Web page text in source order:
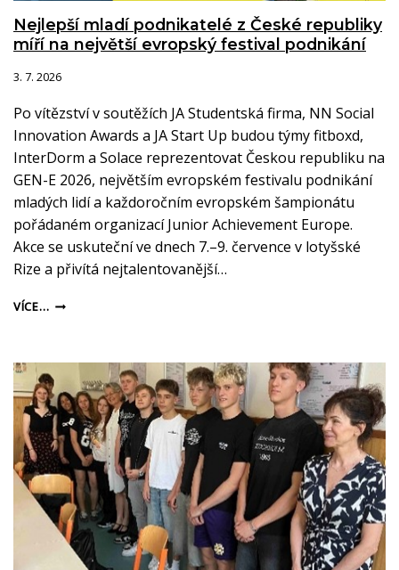
Nejlepší mladí podnikatelé z České republiky
míří na největší evropský festival podnikání
3. 7. 2026
Po vítězství v soutěžích JA Studentská firma, NN Social
Innovation Awards a JA Start Up budou týmy fitboxd,
InterDorm a Solace reprezentovat Českou republiku na
GEN-E 2026, největším evropském festivalu podnikání
mladých lidí a každoročním evropském šampionátu
pořádaném organizací Junior Achievement Europe.
Akce se uskuteční ve dnech 7.–9. července v lotyšské
Rize a přivítá nejtalentovanější…
VÍCE…